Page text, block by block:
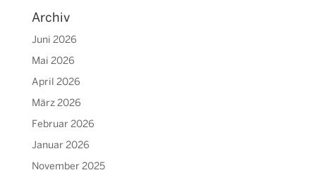
Archiv
Juni 2026
Mai 2026
April 2026
März 2026
Februar 2026
Januar 2026
November 2025